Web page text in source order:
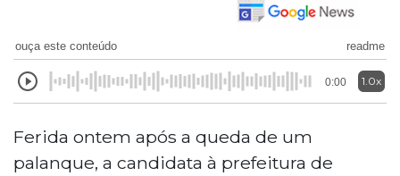
ouça este conteúdo readme
0:00 1.0x
Ferida ontem após a queda de um
palanque, a candidata à prefeitura de